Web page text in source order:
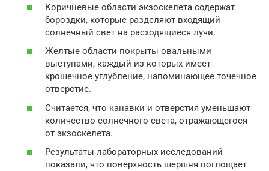
Коричневые области экзоскелета содержат
бороздки, которые разделяют входящий
солнечный свет на расходящиеся лучи.
Желтые области покрыты овальными
выступами, каждый из которых имеет
крошечное углубление, напоминающее точечное
отверстие.
Считается, что канавки и отверстия уменьшают
количество солнечного света, отражающегося
от экзоскелета.
Результаты лабораторных исследований
показали, что поверхность шершня поглощает